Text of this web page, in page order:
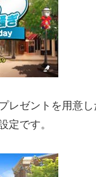
レゼントを用意
定です。